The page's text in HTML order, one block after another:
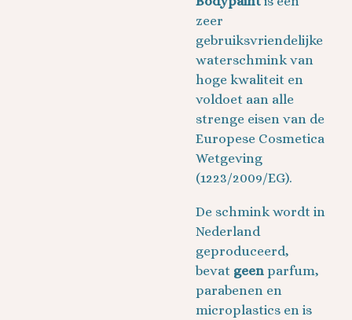
zeer
gebruiksvriendelijke
waterschmink van
hoge kwaliteit en
voldoet aan alle
strenge eisen van de
Europese Cosmetica
Wetgeving
(1223/2009/EG).
De schmink wordt in
Nederland
geproduceerd,
bevat geen parfum,
parabenen en
microplastics en is